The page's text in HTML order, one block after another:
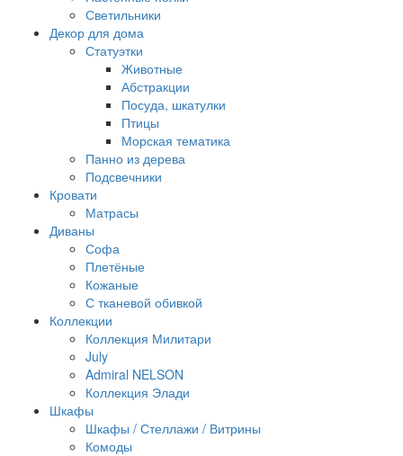
Светильники
Декор для дома
Статуэтки
Животные
Абстракции
Посуда, шкатулки
Птицы
Морская тематика
Панно из дерева
Подсвечники
Кровати
Матрасы
Диваны
Софа
Плетёные
Кожаные
С тканевой обивкой
Коллекции
Коллекция Милитари
July
Admiral NELSON
Коллекция Элади
Шкафы
Шкафы / Стеллажи / Витрины
Комоды